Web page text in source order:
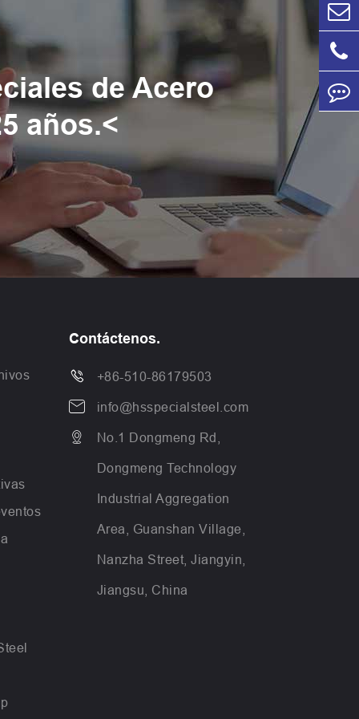
de Acero
años.<
Contáctenos.
 +86-510-86179503
 info@hsspecialsteel.com
 No.1 Dongmeng Rd,
Dongmeng Technology
Industrial Aggregation
Area, Guanshan Village,
Nanzha Street, Jiangyin,
Jiangsu, China